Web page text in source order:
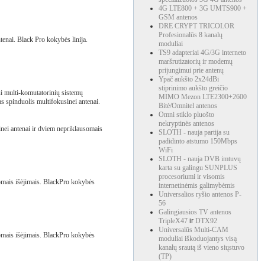
Black Pro kokybės linija.
multi-komutatorinių sistemų
spinduolis multifokusinei antenai.
antenai ir dviem nepriklausomais
išėjimais. BlackPro kokybės
išėjimais. BlackPro kokybės
4G LTE800 + 3G UMTS900 +
GSM antenos
DRE CRYPT TRICOLOR
Profesionalūs 8 kanalų
moduliai
TS9 adapteriai 4G/3G interneto
maršrutizatorių ir modemų
prijungimui prie antenų
Ypač aukšto 2x24dBi
stiprinimo aukšto greičio
MIMO Mezon LTE2300+2600
Bitė/Omnitel antenos
Omni stiklo pluošto
nekryptinės antenos
SLOTH - nauja partija su
padidinto atstumo 150Mbps
WiFi
SLOTH - nauja DVB imtuvų
karta su galingu SUNPLUS
procesoriumi ir visomis
internetinėmis galimybėmis
Universalios ryšio antenos P-
56
Galingiausios TV antenos
TripleX47 ir DTX92
Universalūs Multi-CAM
moduliai iškoduojantys visą
kanalų srautą iš vieno siųstuvo
(TP)